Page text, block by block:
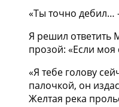
«Ты точно дебил…
Я решил ответить
прозой: «Если моя
«Я тебе голову
палочкой, он
Желтая река